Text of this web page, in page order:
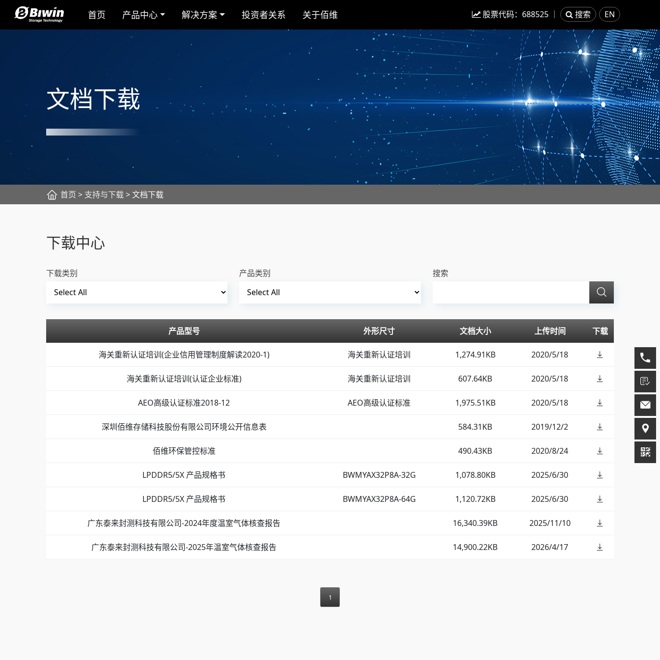
首页 产品中心 解决方案 投资者关系 关于佰维 股票代码： 688525 搜索 EN
文档下载
首页 > 支持与下载> 文档下载
下载中心
下载类别 产品类别 搜索
产品型号 外形尺寸 文档大小 上传时间 下载
海关重新认证培训(企业信用管理制度解读2020-1) 海关重新认证培训 1,274.91KB 2020/5/18
海关重新认证培训(认证企业标准) 海关重新认证培训 607.64KB 2020/5/18
AEO高级认证标准2018-12 AEO高级认证标准 1,975.51KB 2020/5/18
深圳佰维存储科技股份有限公司环境公开信息表 584.31KB 2019/12/2
佰维环保管控标准 490.43KB 2020/8/24
LPDDR5/5X 产品规格书 BWMYAX32P8A-32G 1,078.80KB 2025/6/30
LPDDR5/5X 产品规格书 BWMYAX32P8A-64G 1,120.72KB 2025/6/30
广东泰来封测科技有限公司-2024年度温室气体核查报告 16,340.39KB 2025/11/10
广东泰来封测科技有限公司-2025年温室气体核查报告 14,900.22KB 2026/4/17